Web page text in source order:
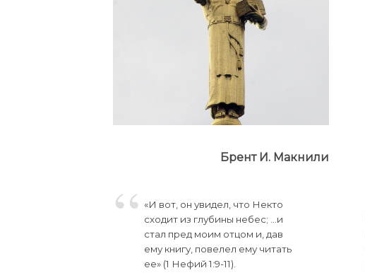
Брент И. Макнили
«И вот, он увидел, что Некто
сходит из глубины небес; …и
стал пред моим отцом и, дав
ему книгу, повелел ему читать
ее» (1 Нефий 1:9-11).